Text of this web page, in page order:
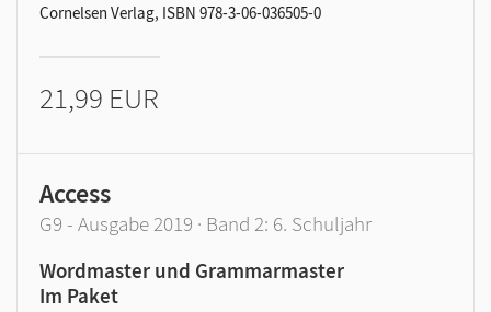
Cornelsen Verlag, ISBN 978-3-06-036505-0
21,99 EUR
Access
G9 - Ausgabe 2019 · Band 2: 6. Schuljahr
Wordmaster und Grammarmaster
Im Paket